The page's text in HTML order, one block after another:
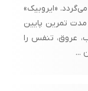
«ایروبیک»
تمرین پایین
عروق، تنفس را
...